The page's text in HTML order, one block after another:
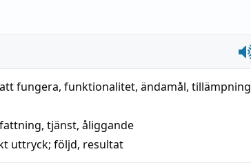
fungera, funktionalitet, ändamål, tillämpning
, tjänst, åliggande
uttryck; följd, resultat